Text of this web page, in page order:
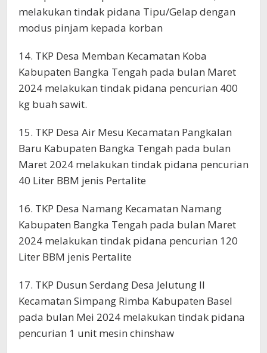
melakukan tindak pidana Tipu/Gelap dengan
modus pinjam kepada korban
14. TKP Desa Memban Kecamatan Koba
Kabupaten Bangka Tengah pada bulan Maret
2024 melakukan tindak pidana pencurian 400
kg buah sawit.
15. TKP Desa Air Mesu Kecamatan Pangkalan
Baru Kabupaten Bangka Tengah pada bulan
Maret 2024 melakukan tindak pidana pencurian
40 Liter BBM jenis Pertalite
16. TKP Desa Namang Kecamatan Namang
Kabupaten Bangka Tengah pada bulan Maret
2024 melakukan tindak pidana pencurian 120
Liter BBM jenis Pertalite
17. TKP Dusun Serdang Desa Jelutung II
Kecamatan Simpang Rimba Kabupaten Basel
pada bulan Mei 2024 melakukan tindak pidana
pencurian 1 unit mesin chinshaw